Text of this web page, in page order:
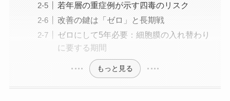
若年層の重症例が示す四毒のリスク
改善の鍵は「ゼロ」と長期戦
ゼロにして5年必要：細胞膜の入れ替わり
に要する期間
もっと見る